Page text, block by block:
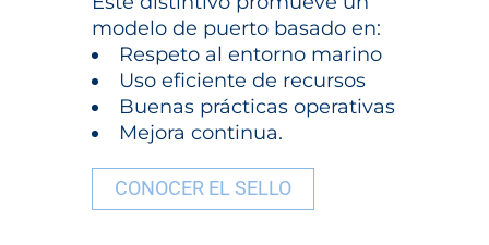
modelo de puerto basado en:
Respeto al entorno marino
Uso eficiente de recursos
Buenas prácticas operativas
Mejora continua.
CONOCER EL SELLO